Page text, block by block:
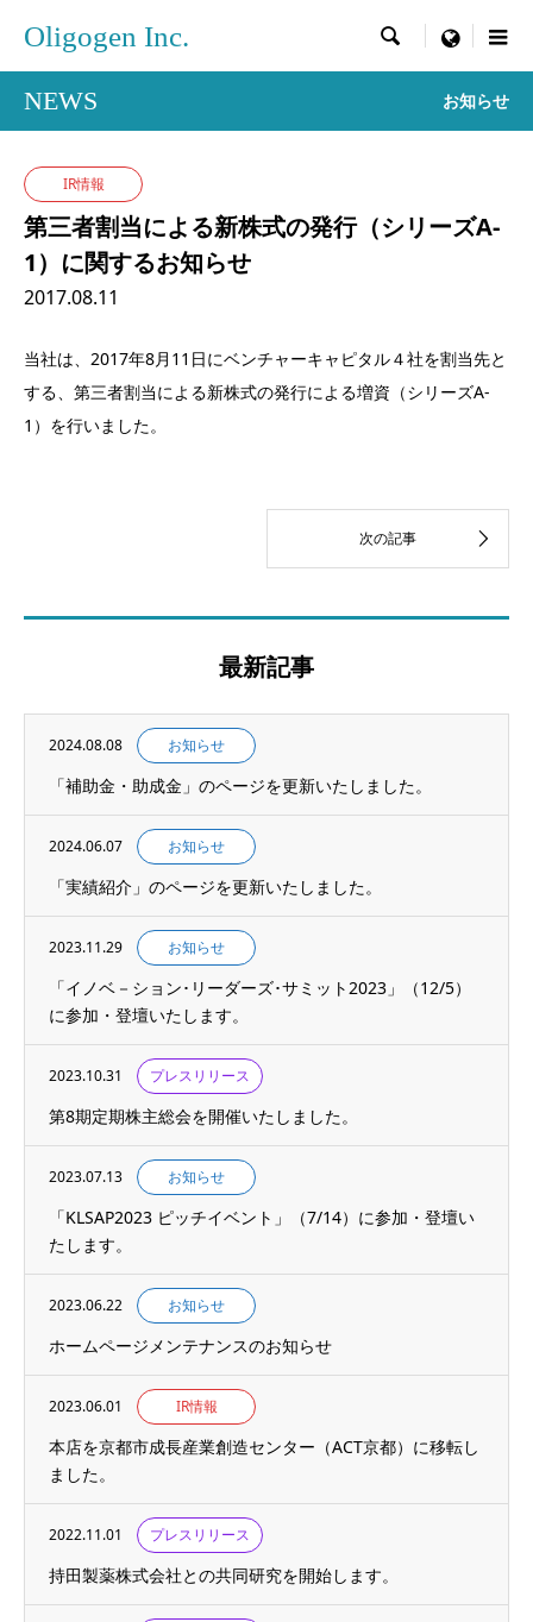
Oligogen Inc.  menu
NEWS お知らせ
IR情報
第三者割当による新株式の発行（シリーズA-
1）に関するお知らせ
2017.08.11
当社は、2017年8月11日にベンチャーキャピタル４社を割当先と
する、第三者割当による新株式の発行による増資（シリーズA-
1）を行いました。
最新記事
2024.08.08 お知らせ
「補助金・助成金」のページを更新いたしました。
2024.06.07 お知らせ
「実績紹介」のページを更新いたしました。
2023.11.29 お知らせ
「イノベ－ション･リーダーズ･サミット2023」（12/5）
に参加・登壇いたします。
2023.10.31 プレスリリース
第8期定期株主総会を開催いたしました。
2023.07.13 お知らせ
「KLSAP2023 ピッチイベント」（7/14）に参加・登壇い
たします。
2023.06.22 お知らせ
ホームページメンテナンスのお知らせ
2023.06.01 IR情報
本店を京都市成長産業創造センター（ACT京都）に移転し
ました。
2022.11.01 プレスリリース
持田製薬株式会社との共同研究を開始します。